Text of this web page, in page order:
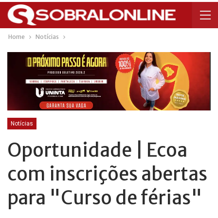
Home Notícias
Notícias
Oportunidade | Ecoa
com inscrições abertas
para "Curso de férias"